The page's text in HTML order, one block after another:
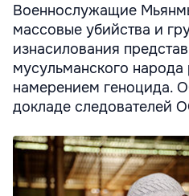
Военнослужащие
массовые убийства и
изнасилования
мусульманского
намерением геноцида.
докладе следователей